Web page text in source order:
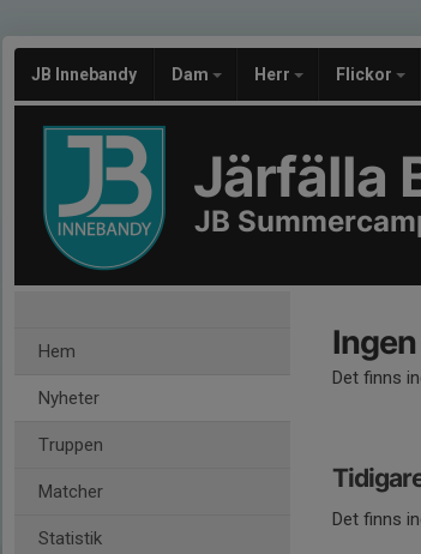
JB Innebandy Dam Herr Flickor
Järfälla
JB
Hem
Nyheter
Truppen
Matcher
Statistik
Det finns
Det finns